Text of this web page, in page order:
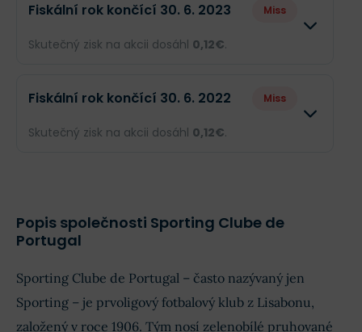
85,77 mil.€
EPS --
Fiskální rok končící 30. 6. 2023 Miss
Skutečný zisk na akcii dosáhl 0,12€.
77,45 mil.€
Fiskální rok končící 30. 6. 2022 Miss
Skutečný zisk na akcii dosáhl 0,12€.
Příjmy
EPS -- 0,12€
Popis společnosti Sporting Clube de
Portugal
Sporting Clube de Portugal – často nazývaný jen
Sporting – je prvoligový fotbalový klub z Lisabonu,
založený v roce 1906. Tým nosí zelenobílé pruhované